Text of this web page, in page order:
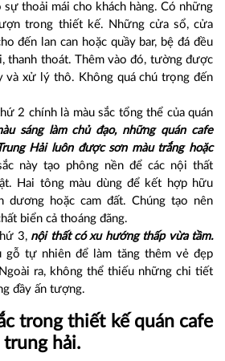
sự thoải mái cho khách hàng. Có những
trong thiết kế. Những cửa sổ, cửa
đến lan can hoặc quầy bar, bệ đá đều
thanh thoát. Thêm vào đó, tường được
và xử lý thô. Không quá chú trọng đến
2 chính là màu sắc tổng thể của quán
sáng làm chủ đạo, những quán cafe
Hải luôn được sơn màu trắng hoặc
này tạo phông nền để các nội thất
Hai tông màu dùng để kết hợp hữu
dương hoặc cam đất. Chúng tạo nên
biển cả thoáng đãng.
3, nội thất có xu hướng thấp vừa tầm.
gỗ tự nhiên để làm tăng thêm vẻ đẹp
ra, không thể thiếu những chi tiết
đầy ấn tượng.
trong thiết kế quán cafe
trung hải.